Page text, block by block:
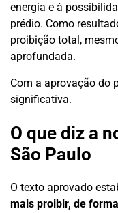
energia e à
prédio. Como
proibição total,
aprofundada.
Com a aprovação do
significativa.
O que diz a
São Paulo
O texto aprovado
mais proibir, de